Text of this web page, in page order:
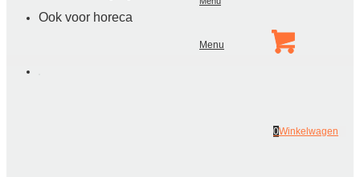
Menu
0Winkelwagen
Ook voor horeca